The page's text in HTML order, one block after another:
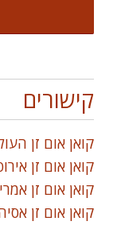
קישורים
קואן אום זן
קואן אום זן
קואן אום זן
קואן אום זן